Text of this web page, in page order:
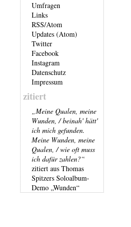
Umfragen
Links
RSS/Atom
Updates (Atom)
Twitter
Facebook
Instagram
Datenschutz
Impressum
zitiert
„Meine Qualen, meine
Wunden, / beinah' hätt'
ich mich gefunden.
Meine Wunden, meine
Qualen, / wie oft muss
ich dafür zahlen?“
zitiert aus Thomas
Spitzers Soloalbum-
Demo „Wunden“